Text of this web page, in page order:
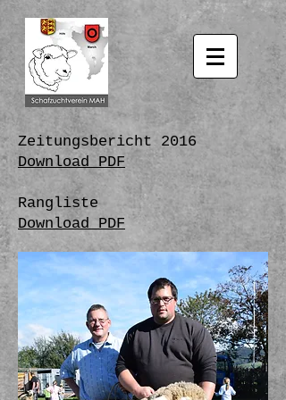
Zeitungsbericht 2016
Download PDF
Rangliste
Download PDF